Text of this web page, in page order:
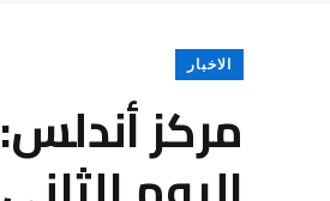
الاخبار
مركز